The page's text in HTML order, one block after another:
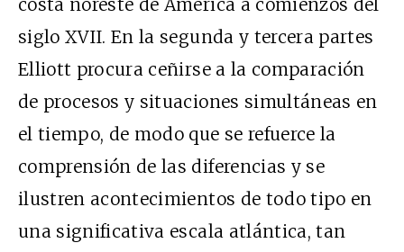
costa noreste de América a comienzos del
siglo XVII. En la segunda y tercera partes
Elliott procura ceñirse a la comparación
de procesos y situaciones simultáneas en
el tiempo, de modo que se refuerce la
comprensión de las diferencias y se
ilustren acontecimientos de todo tipo en
una significativa escala atlántica, tan